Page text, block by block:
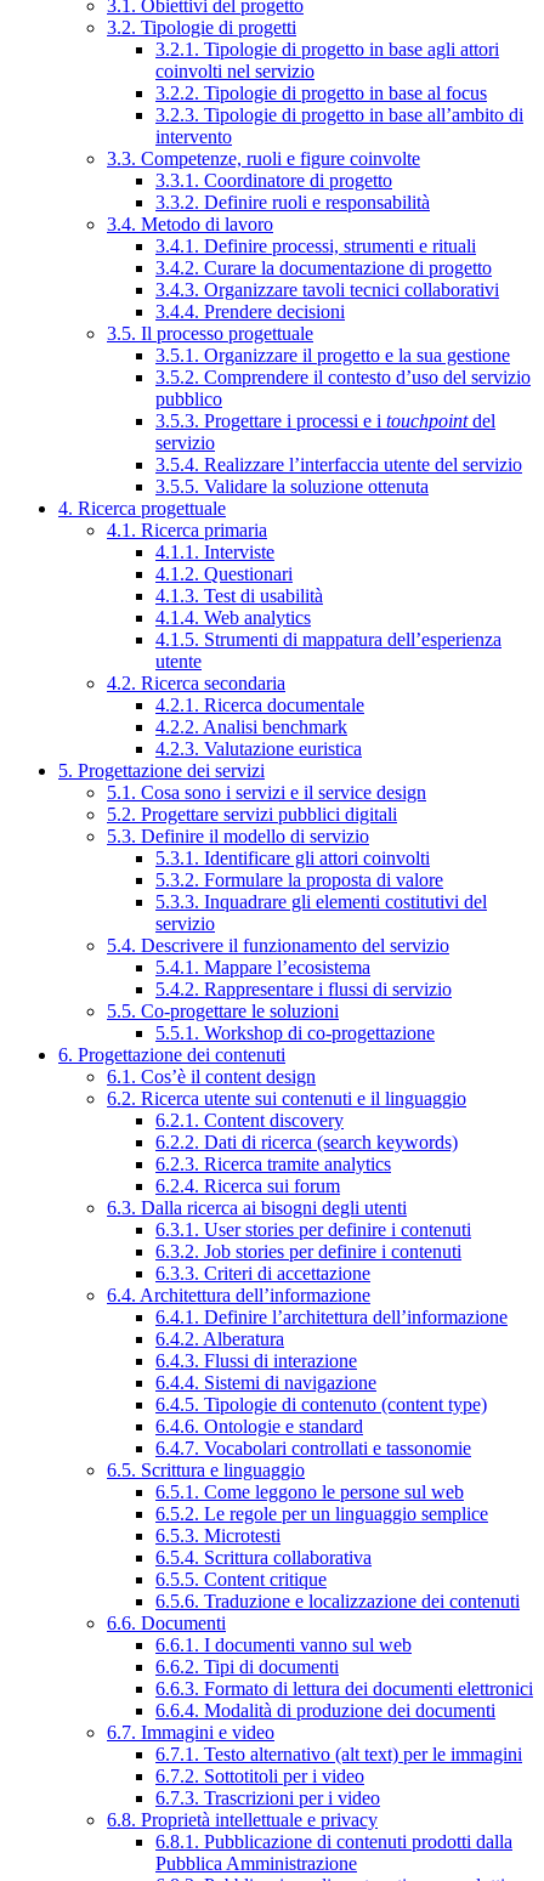
3.1. Obiettivi del progetto
3.2. Tipologie di progetti
3.2.1. Tipologie di progetto in base agli attori
coinvolti nel servizio
3.2.2. Tipologie di progetto in base al focus
3.2.3. Tipologie di progetto in base all’ambito di
intervento
3.3. Competenze, ruoli e figure coinvolte
3.3.1. Coordinatore di progetto
3.3.2. Definire ruoli e responsabilità
3.4. Metodo di lavoro
3.4.1. Definire processi, strumenti e rituali
3.4.2. Curare la documentazione di progetto
3.4.3. Organizzare tavoli tecnici collaborativi
3.4.4. Prendere decisioni
3.5. Il processo progettuale
3.5.1. Organizzare il progetto e la sua gestione
3.5.2. Comprendere il contesto d’uso del servizio
pubblico
3.5.3. Progettare i processi e i touchpointdel
servizio
3.5.4. Realizzare l’interfaccia utente del servizio
3.5.5. Validare la soluzione ottenuta
4. Ricerca progettuale
4.1. Ricerca primaria
4.1.1. Interviste
4.1.2. Questionari
4.1.3. Test di usabilità
4.1.4. Web analytics
4.1.5. Strumenti di mappatura dell’esperienza
utente
4.2. Ricerca secondaria
4.2.1. Ricerca documentale
4.2.2. Analisi benchmark
4.2.3. Valutazione euristica
5. Progettazione dei servizi
5.1. Cosa sono i servizi e il service design
5.2. Progettare servizi pubblici digitali
5.3. Definire il modello di servizio
5.3.1. Identificare gli attori coinvolti
5.3.2. Formulare la proposta di valore
5.3.3. Inquadrare gli elementi costitutivi del
servizio
5.4. Descrivere il funzionamento del servizio
5.4.1. Mappare l’ecosistema
5.4.2. Rappresentare i flussi di servizio
5.5. Co-progettare le soluzioni
5.5.1. Workshop di co-progettazione
6. Progettazione dei contenuti
6.1. Cos’è il content design
6.2. Ricerca utente sui contenuti e il linguaggio
6.2.1. Content discovery
6.2.2. Dati di ricerca (search keywords)
6.2.3. Ricerca tramite analytics
6.2.4. Ricerca sui forum
6.3. Dalla ricerca ai bisogni degli utenti
6.3.1. User stories per definire i contenuti
6.3.2. Job stories per definire i contenuti
6.3.3. Criteri di accettazione
6.4. Architettura dell’informazione
6.4.1. Definire l’architettura dell’informazione
6.4.2. Alberatura
6.4.3. Flussi di interazione
6.4.4. Sistemi di navigazione
6.4.5. Tipologie di contenuto (content type)
6.4.6. Ontologie e standard
6.4.7. Vocabolari controllati e tassonomie
6.5. Scrittura e linguaggio
6.5.1. Come leggono le persone sul web
6.5.2. Le regole per un linguaggio semplice
6.5.3. Microtesti
6.5.4. Scrittura collaborativa
6.5.5. Content critique
6.5.6. Traduzione e localizzazione dei contenuti
6.6. Documenti
6.6.1. I documenti vanno sul web
6.6.2. Tipi di documenti
6.6.3. Formato di lettura dei documenti elettronici
6.6.4. Modalità di produzione dei documenti
6.7. Immagini e video
6.7.1. Testo alternativo (alt text) per le immagini
6.7.2. Sottotitoli per i video
6.7.3. Trascrizioni per i video
6.8. Proprietà intellettuale e privacy
6.8.1. Pubblicazione di contenuti prodotti dalla
Pubblica Amministrazione